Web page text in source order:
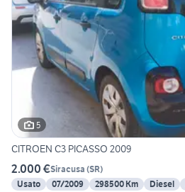
5
CITROEN C3 PICASSO 2009
2.000 €Siracusa (SR)
Usato
07/2009 298500 Km Diesel